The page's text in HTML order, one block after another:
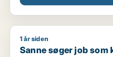
Sanne søger job som
1 år siden
Sanne søger job